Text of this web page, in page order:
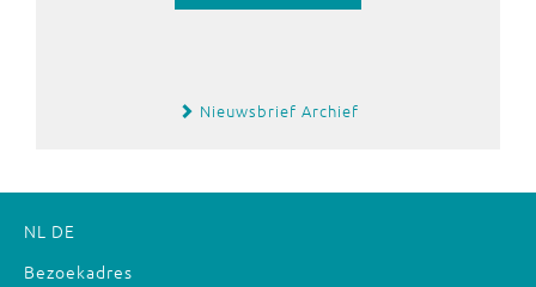
Nieuwsbrief Archief
NL DE
Bezoekadres